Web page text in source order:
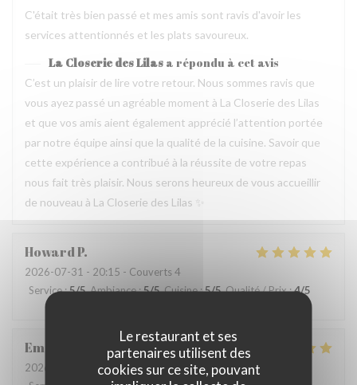
Le restaurant et ses
partenaires utilisent des
cookies sur ce site, pouvant
C'était très bien passé et mes amis sont ravis d'avoir les
services attentionnés et les plats savoureux.
La Closerie des Lilas a répondu à cet avis
C’est un plaisir de lire votre retour. Nous sommes ravis que
vous ayez passé un agréable moment à La Closerie des Lilas
et que vos amis aient également apprécié l’attention portée
par notre équipe ainsi que la qualité de la cuisine. Savoir que
cette expérience a contribué à la réussite de votre repas
nous fait très plaisir. Nous serons heureux de vous accueillir
de nouveau à La Closerie des Lilas ✨
HowardP
2026-07-31 - 20:15 - Couverts 4
Service:5/5 Ambiance:5/5 Cuisine:5/5 Qualité / Prix:4/5
Emanuele
2026-07-31
- 20:30 - Couverts 2